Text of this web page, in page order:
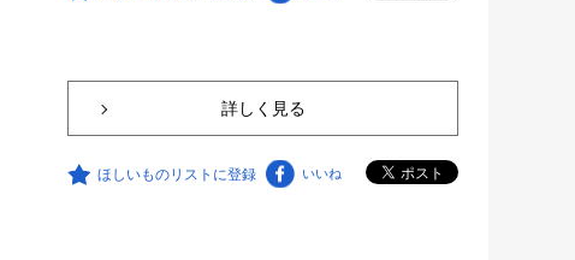
詳しく見る
ほしいものリストに登録 いいね